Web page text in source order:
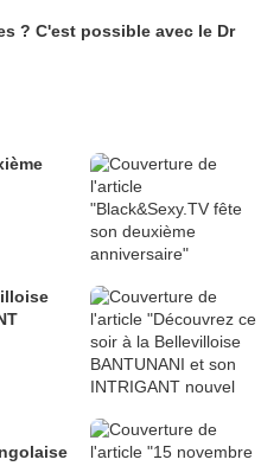
? C'est possible avec le Dr